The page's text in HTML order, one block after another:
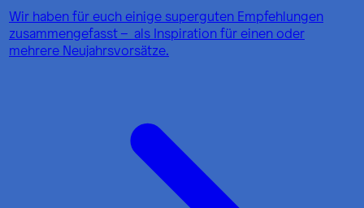
Wir haben für euch einige superguten Empfehlungen
zusammengefasst – als Inspiration für einen oder
mehrere Neujahrsvorsätze.